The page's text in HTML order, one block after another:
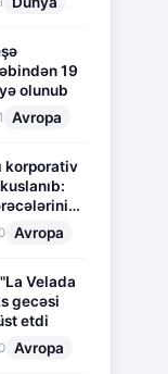
19
olunub
Avropa
korporativ
vəziyyət
Avropa
Velada
gecəsi
etdi
Avropa